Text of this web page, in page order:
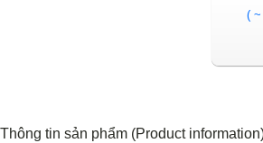
( ~
Thông tin sản phẩm (Product